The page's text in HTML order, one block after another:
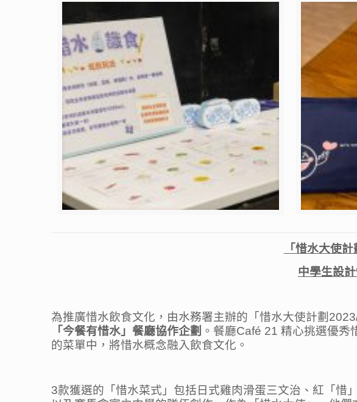
「惜水大使計
中學生設
為推廣惜水飲食文化，由水務署主辦的「惜水大使計劃
「今餐有惜水」餐廳協作企劃 。餐廳Café 21 精心挑選優
的菜單中，將惜水概念融入飲食文化。
3款獲選的「惜水菜式」包括日式雞肉滑蛋三文治、紅「惜